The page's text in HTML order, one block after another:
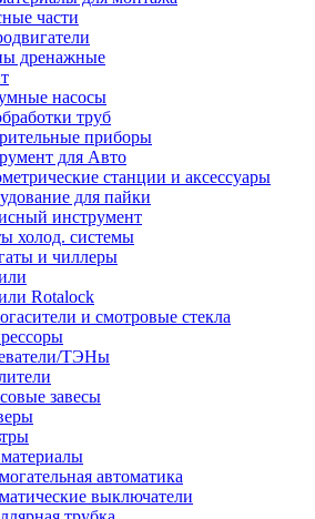
части
дренажные
насосы
труб
приборы
для Авто
станции и аксессуары
для пайки
инструмент
холод. системы
и чиллеры
Rotalock
и смотровые стекла
ТЭНы
завесы
автоматика
выключатели